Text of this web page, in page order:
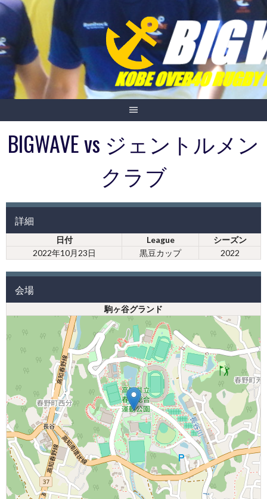
Skip
content
BIGWAVE vs ジェントルメン
クラブ
詳細
日付 League
シーズン
2022年10月23日
黒豆カップ 2022
会場
駒ヶ谷グランド